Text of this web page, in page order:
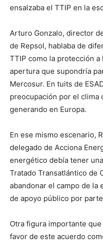
ensalzaba el TTIP en la
Arturo Gonzalo, director
de Repsol, hablaba de
TTIP como la protección
apertura que supondría
Mercosur. En tuits de
preocupación por el clima
generando en Europa.
En ese mismo escenario,
delegado de Acciona
energético debía tener
Tratado Transatlántico de
abandonar el campo de
de apoyo público por
Otra figura importante
favor de este acuerdo